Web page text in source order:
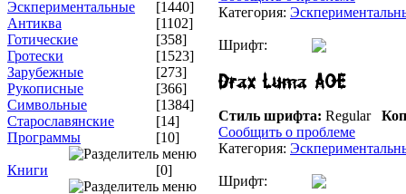
Эскпериментальные
[1440]
Антиква
[1102]
Готические
[358]
Гротески
[1523]
Зарубежные
[273]
Рукописные
[366]
Символьные
[1384]
Старославянские
[14]
Программы
[10]
Книги [0]
Категория:
Шрифт:
Стиль шрифта: Regular
Сообщить о проблеме
Категория:
Шрифт: